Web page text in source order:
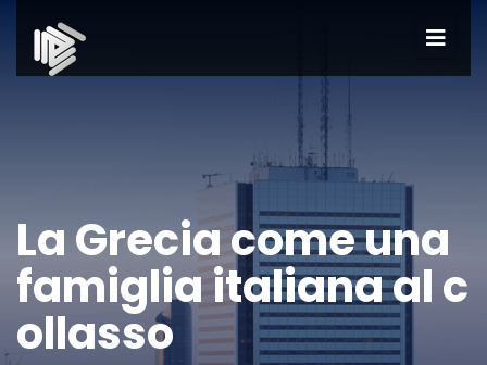
La Grecia come una
famiglia italiana al c
ollasso